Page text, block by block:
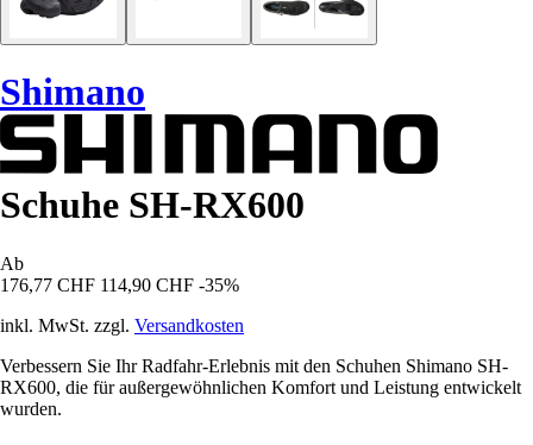
Shimano
Schuhe SH-RX600
Ab
176,77 CHF 114,90 CHF -35%
inkl. MwSt. zzgl. Versandkosten
Verbessern Sie Ihr Radfahr-Erlebnis mit den Schuhen Shimano SH-
RX600, die für außergewöhnlichen Komfort und Leistung entwickelt
wurden.